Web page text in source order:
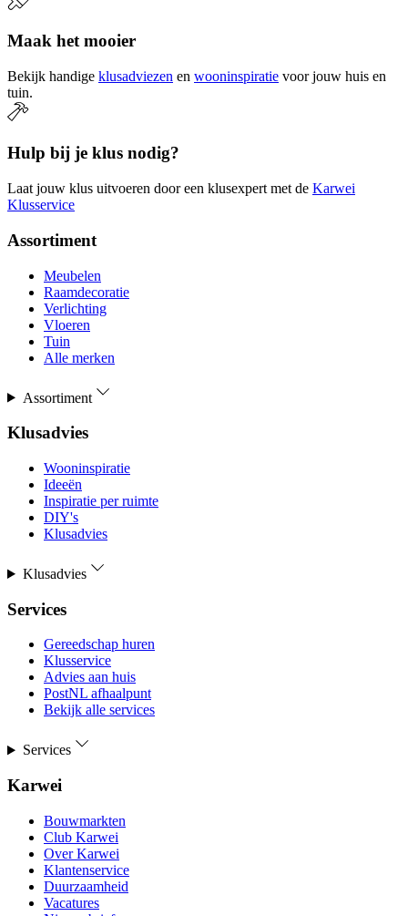
Maak het mooier
Bekijk handige klusadviezen en wooninspiratie voor jouw huis en
tuin.
Hulp bij je klus nodig?
Laat jouw klus uitvoeren door een klusexpert met de Karwei
Klusservice
Assortiment
Meubelen
Raamdecoratie
Verlichting
Vloeren
Tuin
Alle merken
Assortiment
Klusadvies
Wooninspiratie
Ideeën
Inspiratie per ruimte
DIY's
Klusadvies
Klusadvies
Services
Gereedschap huren
Klusservice
Advies aan huis
PostNL afhaalpunt
Bekijk alle services
Services
Karwei
Bouwmarkten
Club Karwei
Over Karwei
Klantenservice
Duurzaamheid
Vacatures